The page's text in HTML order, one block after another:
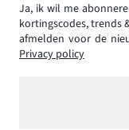
Ja, ik wil me
kortingscodes, trends
afmelden voor de
Privacy policy